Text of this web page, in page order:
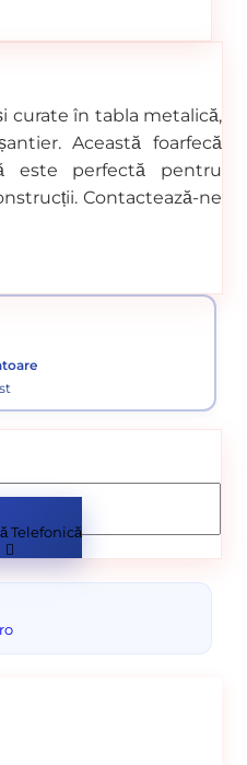
curate în tabla metalică,
Această foarfecă
este perfectă pentru
Contactează-ne
Telefonică